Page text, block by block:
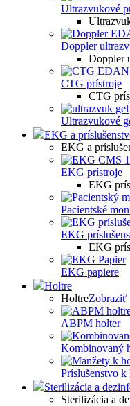
Ultrazvukové
Doppler
Doppler
CTG prístroje
CTG
Ultrazvukové
EKG a
EKG a
EKG prístroje
EKG
Pacientské
EKG
EKG
EKG papiere
Holtre
HoltreZobraziť
ABPM holter
Kombinovaný
Príslušenstvo k
Sterilizácia a
Sterilizácia a